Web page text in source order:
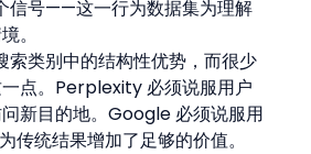
信号——这一行为数据集为理解
。
索类别中的结构性优势，而很少
点。Perplexity 必须说服用户
新目的地。Google 必须说服用
传统结果增加了足够的价值。